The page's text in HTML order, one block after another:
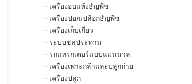
เครื่องอบแห้งธัญพืช
เครื่องปอกเปลือกธัญพืช
เครื่องเก็บเกี่ยว
ระบบชลประทาน
รถแทรกเตอร์แบบแมนนวล
เครื่องเพาะกล้าและปลูกถ่าย
เครื่องปลูก